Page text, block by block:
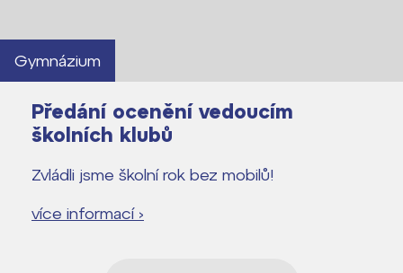
Gymnázium
Předání ocenění vedoucím
školních klubů
Zvládli jsme školní rok bez mobilů!
více informací ›